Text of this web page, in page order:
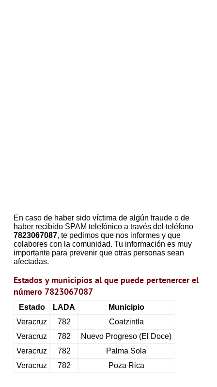
En caso de haber sido víctima de algún fraude o de
haber recibido SPAM telefónico a través del teléfono
7823067087, te pedimos que nos informes y que
colabores con la comunidad. Tu información es muy
importante para prevenir que otras personas sean
afectadas.
Estados y municipios al que puede pertenercer el
número 7823067087
Estado LADA
Municipio
Veracruz
782
Coatzintla
Veracruz
782
Nuevo Progreso (El Doce)
Veracruz
782
Palma Sola
Veracruz
782 Poza Rica